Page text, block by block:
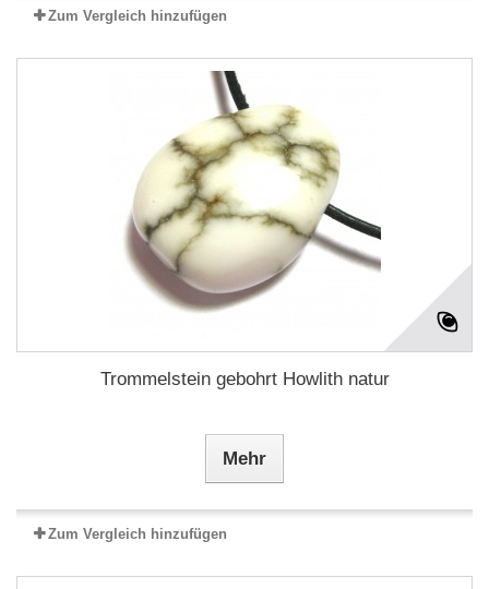
Zum Vergleich hinzufügen
Trommelstein gebohrt Howlith natur
Mehr
Zum Vergleich hinzufügen